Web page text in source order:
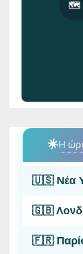
🗺️
☀️Η
🇺🇸 Νέα
🇬🇧
🇫🇷